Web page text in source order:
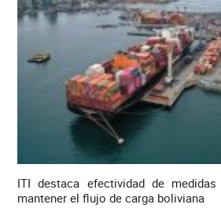
ITI destaca efectividad de medidas
mantener el flujo de carga boliviana